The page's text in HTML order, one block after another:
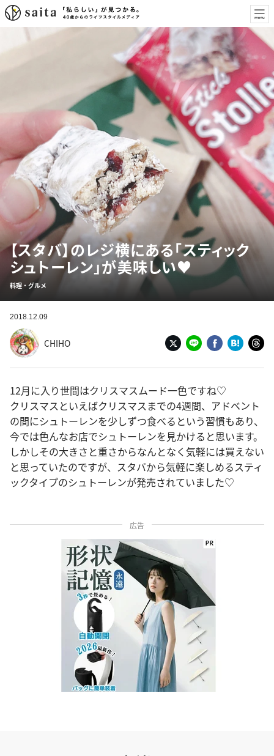
【スタバ】のレジ横にある「スティック
シュトーレン」が美味しい♥
料理・グルメ
2018.12.09
CHIHO
12月に入り世間はクリスマスムード一色ですね♡
クリスマスといえばクリスマスまでの4週間、アドベント
の間にシュトーレンを少しずつ食べるという習慣もあり、
今では色んなお店でシュトーレンを見かけると思います。
しかしその大きさと重さからなんとなく気軽には買えない
と思っていたのですが、スタバから気軽に楽しめるスティ
ックタイプのシュトーレンが発売されていました♡
広告